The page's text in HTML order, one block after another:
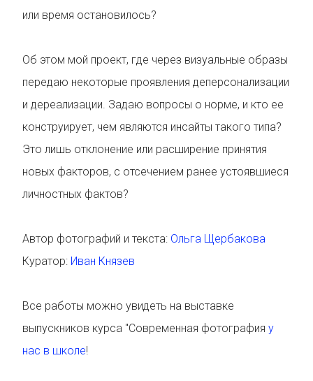
или время остановилось?
Об этом мой проект, где через визуальные образы
передаю некоторые проявления деперсонализации
и дереализации. Задаю вопросы о норме, и кто ее
конструирует, чем являются инсайты такого типа?
Это лишь отклонение или расширение принятия
новых факторов, с отсечением ранее устоявшиеся
личностных фактов?
Автор фотографий и текста: Ольга Щербакова
Куратор: Иван Князев
Все работы можно увидеть на выставке
выпускников курса "Современная фотография у
нас в школе!